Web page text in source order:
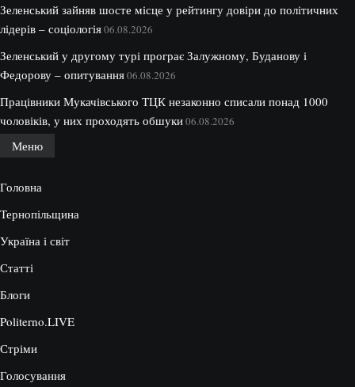
Зеленський зайняв шосте місце у рейтингу довіри до політичних
лідерів – соціологія06.08.2026
Зеленський у другому турі програє Залужному, Буданову і
Федорову – опитування06.08.2026
Працівники Мукачівського ТЦК незаконно списали понад 1000
чоловіків, у них проходять обшуки06.08.2026
Меню
Головна
Тернопільщина
Україна і світ
Статті
Блоги
Politerno.LIVE
Стріми
Голосування